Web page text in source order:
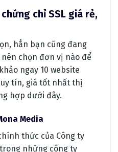
chỉ SSL giá rẻ,
hẳn bạn cũng đang
chọn đơn vị nào để
ngay 10 website
uy tín, giá tốt nhất thị
hợp dưới đây.
Media
thức của Công ty
những công ty